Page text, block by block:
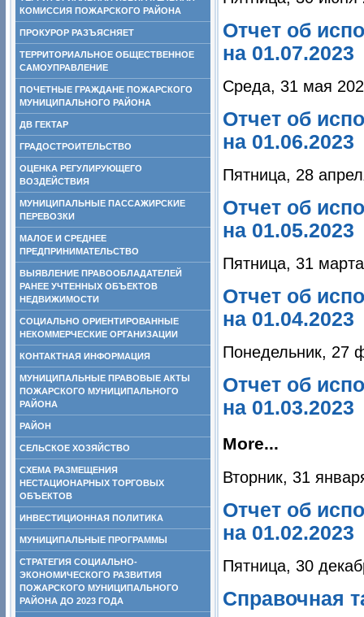
КОМИССИЯ ПОЖАРСКОГО РАЙОНА
ПРОКУРОР РАЗЪЯСНЯЕТ
ТЕРРИТОРИАЛЬНОЕ ОБЩЕСТВЕННОЕ
САМОУПРАВЛЕНИЕ
ПОЧЕТНЫЕ ГРАЖДАНЕ ПОЖАРСКОГО
МУНИЦИПАЛЬНОГО РАЙОНА
ДВ ГЕКТАР
ГРАДОСТРОИТЕЛЬСТВО
ОЦЕНКА РЕГУЛИРУЮЩЕГО
ВОЗДЕЙСТВИЯ
МУНИЦИПАЛЬНЫЕ ПАССАЖИРСКИЕ
ПЕРЕВОЗКИ
МАЛОЕ И СРЕДНЕЕ
ПРЕДПРИНИМАТЕЛЬСТВО
ВЫЯВЛЕНИЕ ПРАВООБЛАДАТЕЛЕЙ
РАНЕЕ УЧТЕННЫХ ОБЪЕКТОВ
НЕДВИЖИМОСТИ
СОЦИАЛЬНО ОРИЕНТИРОВАННЫЕ
НЕКОММЕРЧЕСКИЕ ОРГАНИЗАЦИИ
КОНТАКТНАЯ ИНФОРМАЦИЯ
МУНИЦИПАЛЬНЫЕ ПРАВОВЫЕ АКТЫ
ПОЖАРСКОГО МУНИЦИПАЛЬНОГО
РАЙОНА
РАЙОН
СЕЛЬСКОЕ ХОЗЯЙСТВО
СХЕМА РАЗМЕЩЕНИЯ
НЕСТАЦИОНАРНЫХ ТОРГОВЫХ
ОБЪЕКТОВ
ИНВЕСТИЦИОННАЯ ПОЛИТИКА
МУНИЦИПАЛЬНЫЕ ПРОГРАММЫ
СТРАТЕГИЯ СОЦИАЛЬНО-
ЭКОНОМИЧЕСКОГО РАЗВИТИЯ
ПОЖАРСКОГО МУНИЦИПАЛЬНОГО
РАЙОНА ДО 2023 ГОДА
Отчет об
на 01.07.2023
Среда, 31 мая
Отчет об
на 01.06.2023
Пятница, 28
Отчет об
на 01.05.2023
Пятница, 31
Отчет об
на 01.04.2023
Понедельник, 27
Отчет об
на 01.03.2023
More...
Вторник, 31
Отчет об
на 01.02.2023
Пятница, 30
Справочная